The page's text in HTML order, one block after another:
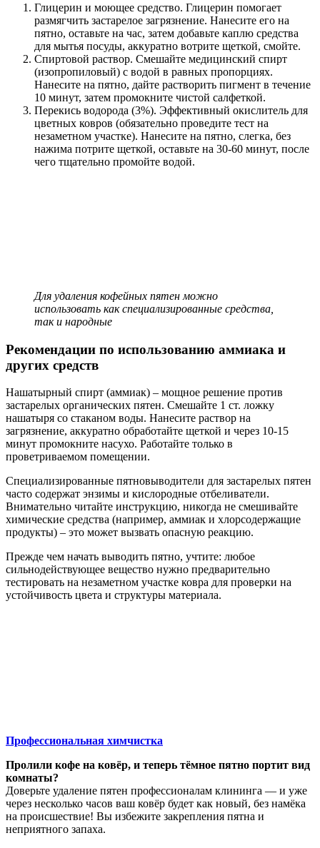
Глицерин и моющее средство. Глицерин помогает
размягчить застарелое загрязнение. Нанесите его на
пятно, оставьте на час, затем добавьте каплю средства
для мытья посуды, аккуратно вотрите щеткой, смойте.
Спиртовой раствор. Смешайте медицинский спирт
(изопропиловый) с водой в равных пропорциях.
Нанесите на пятно, дайте растворить пигмент в течение
10 минут, затем промокните чистой салфеткой.
Перекись водорода (3%). Эффективный окислитель для
цветных ковров (обязательно проведите тест на
незаметном участке). Нанесите на пятно, слегка, без
нажима потрите щеткой, оставьте на 30-60 минут, после
чего тщательно промойте водой.
Для удаления кофейных пятен можно
использовать как специализированные средства,
так и народные
Рекомендации по использованию аммиака и
других средств
Нашатырный спирт (аммиак) – мощное решение против
застарелых органических пятен. Смешайте 1 ст. ложку
нашатыря со стаканом воды. Нанесите раствор на
загрязнение, аккуратно обработайте щеткой и через 10-15
минут промокните насухо. Работайте только в
проветриваемом помещении.
Специализированные пятновыводители для застарелых пятен
часто содержат энзимы и кислородные отбеливатели.
Внимательно читайте инструкцию, никогда не смешивайте
химические средства (например, аммиак и хлорсодержащие
продукты) – это может вызвать опасную реакцию.
Прежде чем начать выводить пятно, учтите: любое
сильнодействующее вещество нужно предварительно
тестировать на незаметном участке ковра для проверки на
устойчивость цвета и структуры материала.
Профессиональная химчистка
Пролили кофе на ковёр, и теперь тёмное пятно портит вид
комнаты?
Доверьте удаление пятен профессионалам клининга — и уже
через несколько часов ваш ковёр будет как новый, без намёка
на происшествие! Вы избежите закрепления пятна и
неприятного запаха.